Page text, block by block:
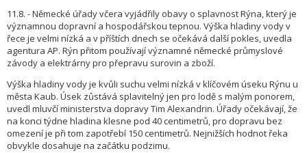
11.8. - Německé úřady včera vyjádřily obavy o splavnost Rýna, který je
významnou dopravní a hospodářskou tepnou. Výška hladiny vody v
řece je velmi nízká a v příštích dnech se očekává další pokles, uvedla
agentura AP. Rýn přitom používají významné německé průmyslové
závody a elektrárny pro přepravu surovin a zboží.
Výška hladiny vody je kvůli suchu velmi nízká v klíčovém úseku Rýnu u
města Kaub. Úsek zůstává splavitelný jen pro lodě s malým ponorem,
uvedl mluvčí ministerstva dopravy Tim Alexandrin. Úřady očekávají, že
na konci týdne hladina klesne pod 40 centimetrů, pro dopravu bez
omezení je při tom zapotřebí 150 centimetrů. Nejnižších hodnot řeka
obvykle dosahuje na začátku podzimu.